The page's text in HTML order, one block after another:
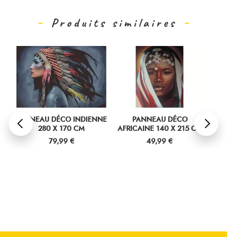
Produits similaires
PANNEAU DÉCO INDIENNE
280 X 170 CM
Prix
79,99 €
PANNEAU DÉCO
AFRICAINE 140 X 215 CM
Prix
49,99 €